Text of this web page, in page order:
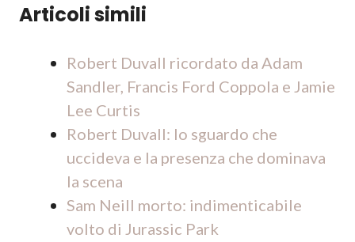
Articoli simili
Robert Duvall ricordato da Adam
Sandler, Francis Ford Coppola e Jamie
Lee Curtis
Robert Duvall: lo sguardo che
uccideva e la presenza che dominava
la scena
Sam Neill morto: indimenticabile
volto di Jurassic Park